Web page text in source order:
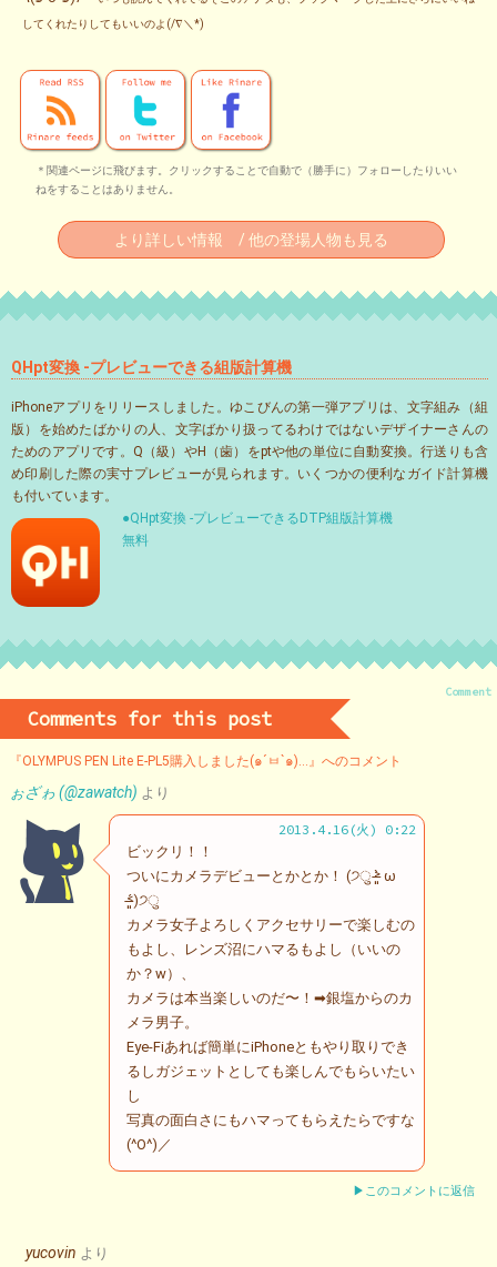
してくれたりしてもいいのよ(/∇＼*)
＊関連ページに飛びます。クリックすることで自動で（勝手に）フォローしたりいい
ねをすることはありません。
より詳しい情報 / 他の登場人物も見る
QHpt変換 -プレビューできる組版計算機
iPhoneアプリをリリースしました。ゆこびんの第一弾アプリは、文字組み（組
版）を始めたばかりの人、文字ばかり扱ってるわけではないデザイナーさんの
ためのアプリです。Q（級）やH（歯）をptや他の単位に自動変換。行送りも含
め印刷した際の実寸プレビューが見られます。いくつかの便利なガイド計算機
も付いています。
●QHpt変換 -プレビューできるDTP組版計算機
無料
Comment
Comments for this post
『OLYMPUS PEN Lite E-PL5購入しました(๑´ㅂ`๑)…』へのコメント
ぉざゎ (@zawatch) より
2013.4.16(火) 0:22
ビックリ！！
ついにカメラデビューとかとか！ (੭ु ˃̶͈̀ ω
˂̶͈́)੭ु
カメラ女子よろしくアクセサリーで楽しむの
もよし、レンズ沼にハマるもよし（いいの
か？w）、
カメラは本当楽しいのだ〜！➡銀塩からのカ
メラ男子。
Eye-Fiあれば簡単にiPhoneともやり取りでき
るしガジェットとしても楽しんでもらいたい
し
写真の面白さにもハマってもらえたらですな
(^O^)／
▶このコメントに返信
yucovin より